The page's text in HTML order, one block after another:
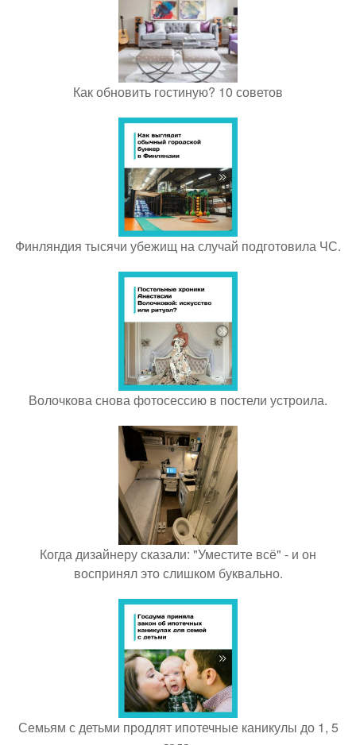
Как обновить гостиную? 10 советов
Финляндия тысячи убежищ на случай подготовила ЧС.
Волочкова снова фотосессию в постели устроила.
Когда дизайнеру сказали: "Уместите всё" - и он
воспринял это слишком буквально.
Семьям с детьми продлят ипотечные каникулы до 1, 5